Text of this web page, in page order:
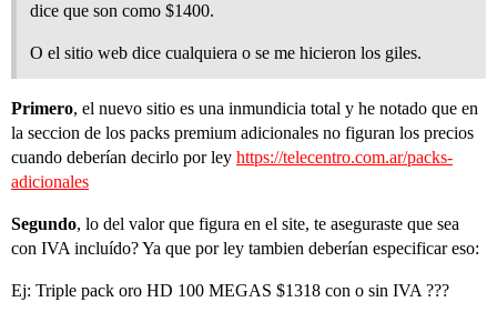
dice que son como $1400.
O el sitio web dice cualquiera o se me hicieron los giles.
Primero, el nuevo sitio es una inmundicia total y he notado que en
la seccion de los packs premium adicionales no figuran los precios
cuando deberían decirlo por ley https://telecentro.com.ar/packs-
adicionales
Segundo, lo del valor que figura en el site, te aseguraste que sea
con IVA incluído? Ya que por ley tambien deberían especificar eso:
Ej: Triple pack oro HD 100 MEGAS $1318 con o sin IVA ???